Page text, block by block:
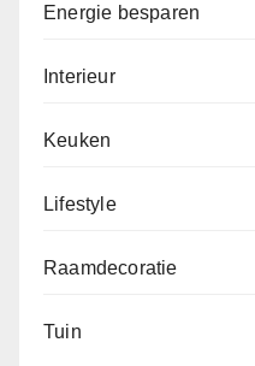
Energie besparen
Interieur
Keuken
Lifestyle
Raamdecoratie
Tuin